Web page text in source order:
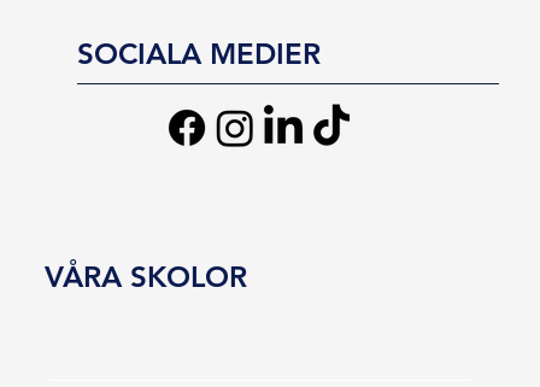
SOCIALA MEDIER
VÅRA SKOLOR